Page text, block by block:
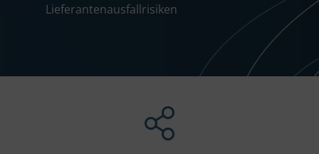
Lieferantenausfallrisiken